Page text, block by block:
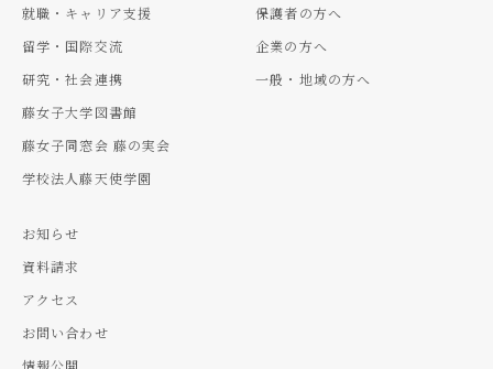
就職・キャリア支援
留学・国際交流
研究・社会連携
藤女子大学図書館
藤女子同窓会 藤の実会
学校法人藤天使学園
保護者の方へ
企業の方へ
一般・地域の方へ
お知らせ
資料請求
アクセス
お問い合わせ